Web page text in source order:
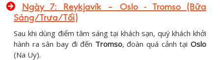
Ngày 7: Reykjavík – Oslo - Tromso (Bữa
Sáng/Trưa/Tối)
Sau khi dùng điểm tâm sáng tại khách sạn, quý khách khởi
hành ra sân bay đi đến Tromso, đoàn quá cảnh tạiOslo
(Na Uy).